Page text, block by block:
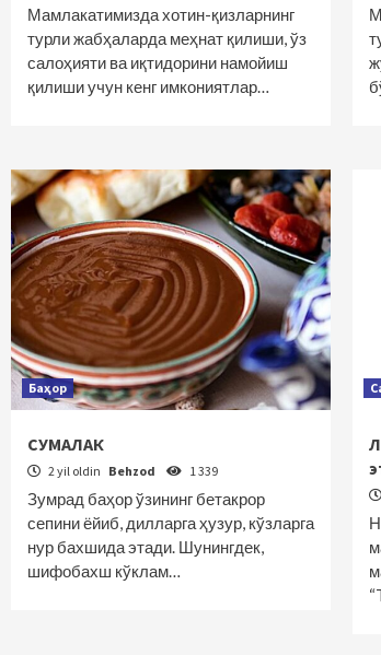
Мамлакатимизда хотин-қизларнинг
турли жабҳаларда меҳнат қилиши, ўз
салоҳияти ва иқтидорини намойиш
қилиши учун кенг имкониятлар…
Баҳор
СУМАЛАК
2 yil oldin Behzod 1 339
Зумрад баҳор ўзининг бетакрор
сепини ёйиб, дилларга ҳузур, кўзларга
нур бахшида этади. Шунинг­дек,
шифобахш кўклам…